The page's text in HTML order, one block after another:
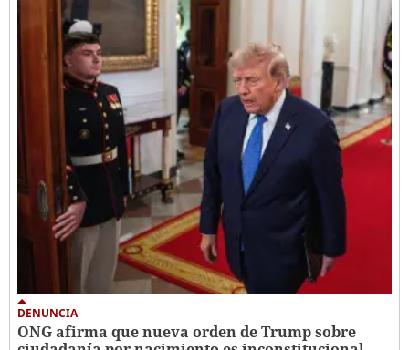
DENUNCIA
ONG afirma que nueva orden de Trump sobre